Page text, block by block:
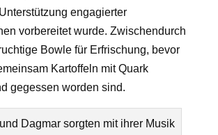
engagierter
vorbereitet wurde. Zwischendurch
Bowle für Erfrischung, bevor
Kartoffeln mit Quark
gegessen worden sind.